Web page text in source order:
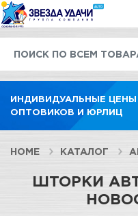
ИНДИВИДУАЛЬНЫЕ ЦЕНЫ
ОПТОВИКОВ И ЮРЛИЦ
HOME КАТАЛОГ
ШТОРКИ